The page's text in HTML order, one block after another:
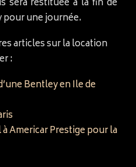
une journée.
articles sur la location
:
Bentley en Ile de
Americar Prestige pour la